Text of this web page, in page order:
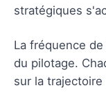
stratégiques
La fréquence
du pilotage.
sur la